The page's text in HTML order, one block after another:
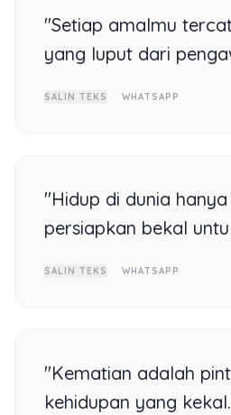
"Setiap amalmu
yang luput dari
SALIN TEKS WHATSAPP
"Hidup di dunia
persiapkan bekal
SALIN TEKS WHATSAPP
"Kematian adalah
kehidupan yang